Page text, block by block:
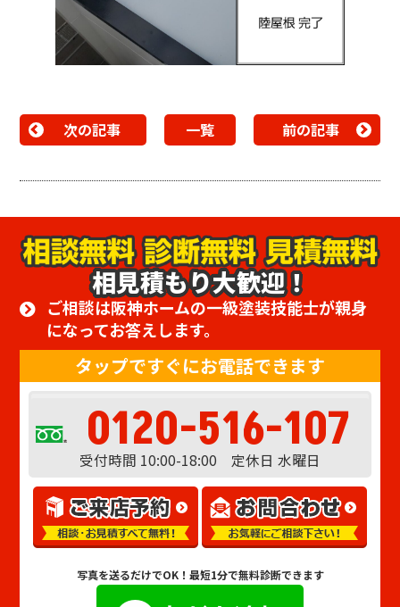
次の記事 一覧 前の記事
相見積もり大歓迎！
ご相談は阪神ホームの一級塗装技能士が親身
になってお答えします。
タップですぐにお電話できます
0120-516-107
受付時間 10:00-18:00 定休日 水曜日
写真を送るだけでOK！ 最短1分で無料診断できます